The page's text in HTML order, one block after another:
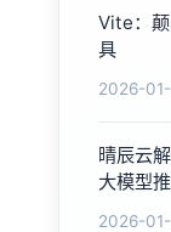
Vite：
具
2026-
晴辰云
大模型
2026-